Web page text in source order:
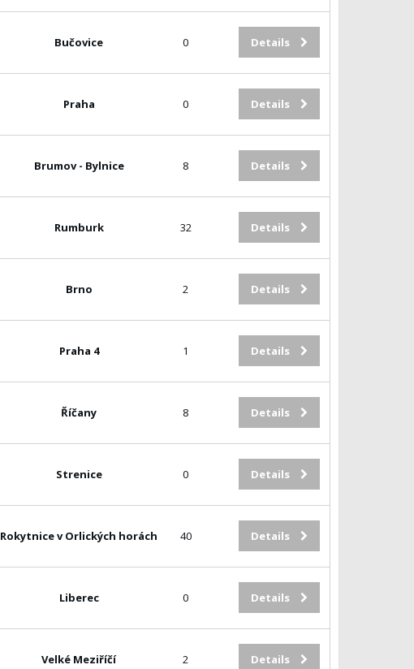
Bučovice 0 Details
Praha 0 Details
Brumov - Bylnice 8 Details
Rumburk 32 Details
Brno 2 Details
Praha 4 1 Details
Říčany 8 Details
Strenice 0 Details
Rokytnice v Orlických horách 40 Details
Liberec 0 Details
Velké Meziříčí 2 Details